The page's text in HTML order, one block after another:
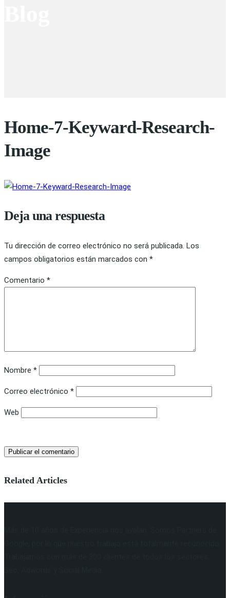
Home-7-Keyward-Research-
Image
Deja una respuesta
Tu dirección de correo electrónico no será publicada. Los
campos obligatorios están marcados con *
Comentario *
Nombre *
Correo electrónico *
Web
Related Articles